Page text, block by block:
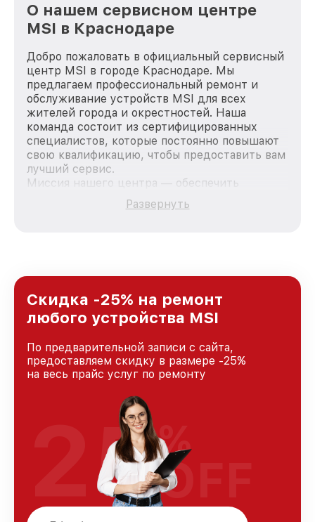
О нашем сервисном центре
MSI в Краснодаре
Добро пожаловать в официальный сервисный
центр MSI в городе Краснодаре. Мы
предлагаем профессиональный ремонт и
обслуживание устройств MSI для всех
жителей города и окрестностей. Наша
команда состоит из сертифицированных
специалистов, которые постоянно повышают
свою квалификацию, чтобы предоставить вам
лучший сервис.
Миссия нашего центра — обеспечить
качественный и доступный ремонт для
каждого пользователя продукции MSI, вне
Краснодаре, постоянно повышая уровень
доверия и лояльности наших клиентов.
Развернуть
Скидка -25% на ремонт
любого устройства MSI
По предварительной записи с сайта,
предоставляем скидку в размере -25%
на весь прайс услуг по ремонту
25%
OFF